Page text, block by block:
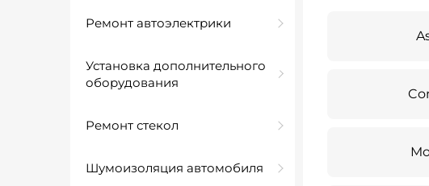
Ремонт автоэлектрики
Установка дополнительного
оборудования
Ремонт стекол
Шумоизоляция автомобиля